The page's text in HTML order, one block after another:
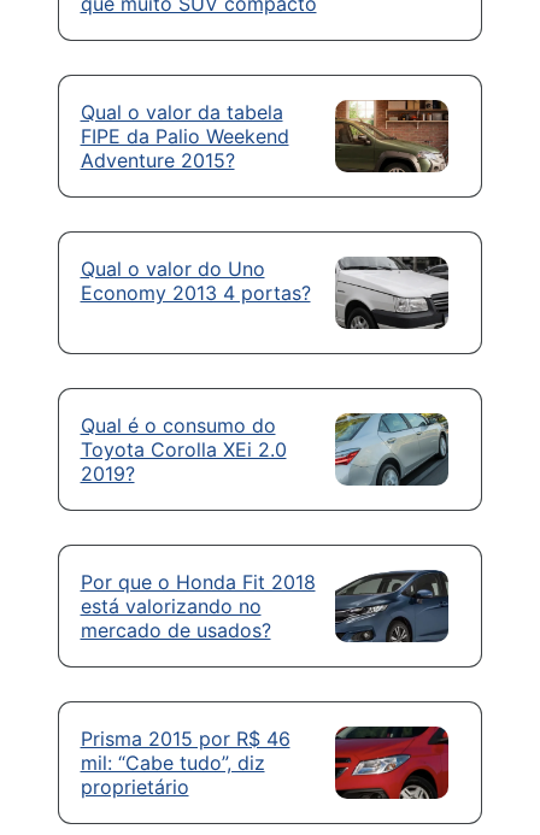
Qual o valor da tabela
FIPE da Palio Weekend
Adventure 2015?
Qual o valor do Uno
Economy 2013 4 portas?
Qual é o consumo do
Toyota Corolla XEi 2.0
2019?
Por que o Honda Fit 2018
está valorizando no
mercado de usados?
Prisma 2015 por R$ 46
mil: “Cabe tudo”, diz
proprietário